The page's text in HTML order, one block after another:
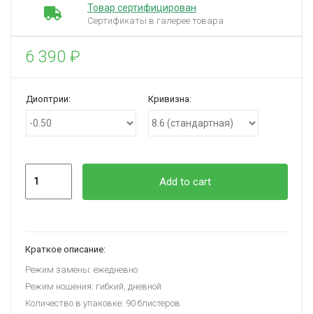
Товар сертифицирован
Сертификаты в галерее товара
6 390 ₽
Диоптрии: Кривизна:
Add to cart
Краткое описание:
Режим замены: ежедневно
Режим ношения: гибкий, дневной
Количество в упаковке: 90 блистеров